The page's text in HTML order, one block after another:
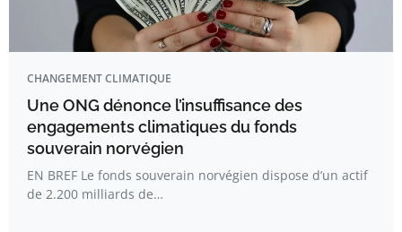
CHANGEMENT CLIMATIQUE
Une ONG dénonce l’insuffisance des
engagements climatiques du fonds
souverain norvégien
EN BREF Le fonds souverain norvégien dispose d’un actif
de 2.200 milliards de…